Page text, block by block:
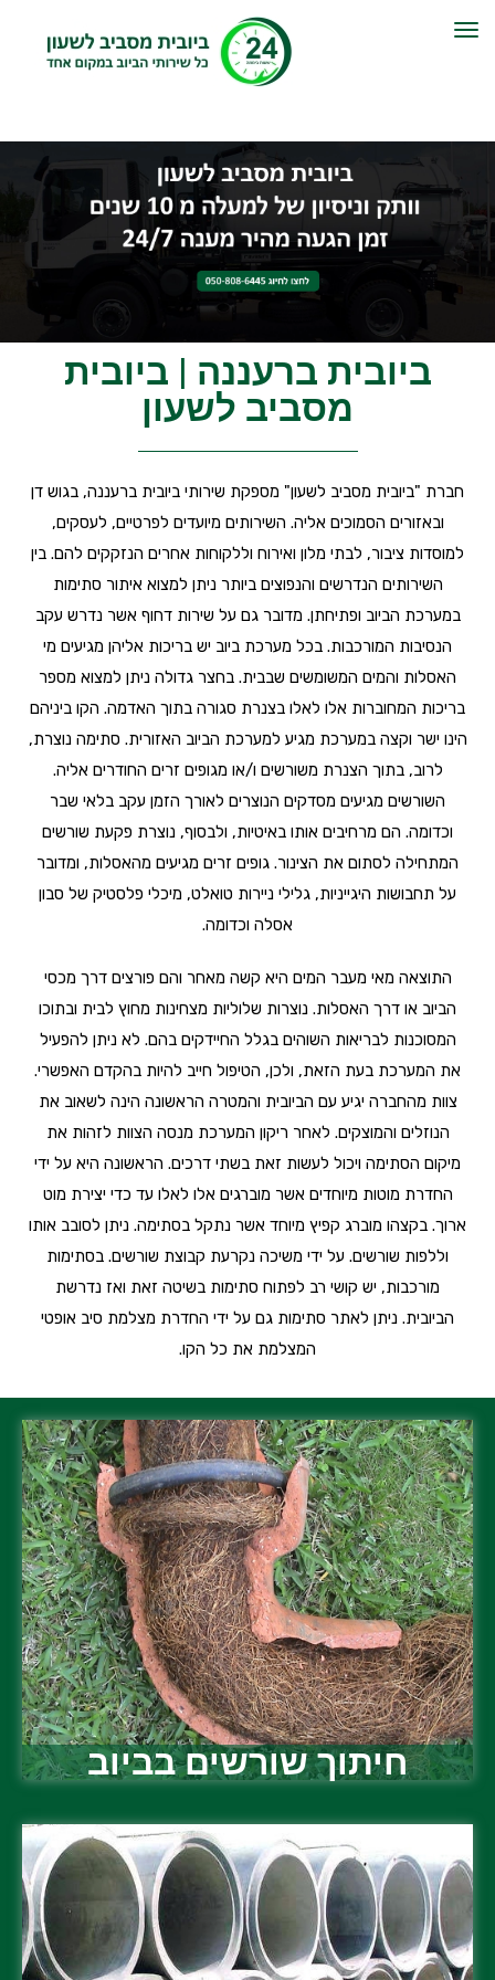
תפריט
ביובית ברעננה | ביובית
מסביב לשעון
חברת "ביובית מסביב לשעון" מספקת שירותי ביובית ברעננה, בגוש דן
ובאזורים הסמוכים אליה. השירותים מיועדים לפרטיים, לעסקים,
למוסדות ציבור, לבתי מלון ואירוח וללקוחות אחרים הנזקקים להם. בין
השירותים הנדרשים והנפוצים ביותר ניתן למצוא איתור סתימות
במערכת הביוב ופתיחתן. מדובר גם על שירות דחוף אשר נדרש עקב
הנסיבות המורכבות. בכל מערכת ביוב יש בריכות אליהן מגיעים מי
האסלות והמים המשומשים שבבית. בחצר גדולה ניתן למצוא מספר
בריכות המחוברות אלו לאלו בצנרת סגורה בתוך האדמה. הקו ביניהם
הינו ישר וקצה במערכת מגיע למערכת הביוב האזורית. סתימה נוצרת,
לרוב, בתוך הצנרת משורשים ו/או מגופים זרים החודרים אליה.
השורשים מגיעים מסדקים הנוצרים לאורך הזמן עקב בלאי שבר
וכדומה. הם מרחיבים אותו באיטיות, ולבסוף, נוצרת פקעת שורשים
המתחילה לסתום את הצינור. גופים זרים מגיעים מהאסלות, ומדובר
על תחבושות היגייניות, גלילי ניירות טואלט, מיכלי פלסטיק של סבון
אסלה וכדומה.
התוצאה מאי מעבר המים היא קשה מאחר והם פורצים דרך מכסי
הביוב או דרך האסלות. נוצרות שלוליות מצחינות מחוץ לבית ובתוכו
המסוכנות לבריאות השוהים בגלל החיידקים בהם. לא ניתן להפעיל
את המערכת בעת הזאת, ולכן, הטיפול חייב להיות בהקדם האפשרי.
צוות מהחברה יגיע עם הביובית והמטרה הראשונה הינה לשאוב את
הנוזלים והמוצקים. לאחר ריקון המערכת מנסה הצוות לזהות את
מיקום הסתימה ויכול לעשות זאת בשתי דרכים. הראשונה היא על ידי
החדרת מוטות מיוחדים אשר מוברגים אלו לאלו עד כדי יצירת מוט
ארוך. בקצהו מוברג קפיץ מיוחד אשר נתקל בסתימה. ניתן לסובב אותו
וללפות שורשים. על ידי משיכה נקרעת קבוצת שורשים. בסתימות
מורכבות, יש קושי רב לפתוח סתימות בשיטה זאת ואז נדרשת
הביובית. ניתן לאתר סתימות גם על ידי החדרת מצלמת סיב אופטי
המצלמת את כל הקו.
חיתוך שורשים בביוב